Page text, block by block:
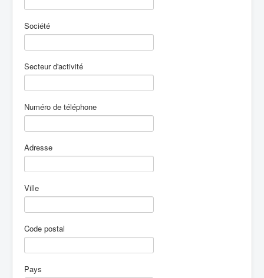
Société
Secteur d'activité
Numéro de téléphone
Adresse
Ville
Code postal
Pays